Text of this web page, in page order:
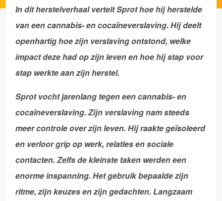
In dit herstelverhaal vertelt Sprot hoe hij herstelde
van een cannabis- en cocaïneverslaving. Hij deelt
openhartig hoe zijn verslaving ontstond, welke
impact deze had op zijn leven en hoe hij stap voor
stap werkte aan zijn herstel.
Sprotvocht jarenlang tegen een cannabis- en
cocaïneverslaving. Zijn verslaving nam steeds
meer controle over zijn leven. Hij raakte geïsoleerd
en verloor grip op werk, relaties en sociale
contacten. Zelfs de kleinste taken werden een
enorme inspanning. Het gebruik bepaalde zijn
ritme, zijn keuzes en zijn gedachten. Langzaam